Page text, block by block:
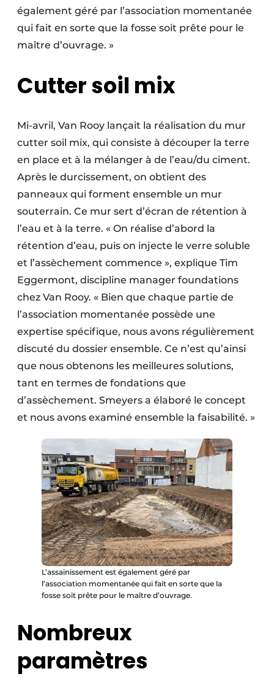
également géré par l’association momentanée
qui fait en sorte que la fosse soit prête pour le
maître d’ouvrage. »
Cutter soil mix
Mi-avril, Van Rooy lançait la réalisation du mur
cutter soil mix, qui consiste à découper la terre
en place et à la mélanger à de l’eau/du ciment.
Après le durcissement, on obtient des
panneaux qui forment ensemble un mur
souterrain. Ce mur sert d’écran de rétention à
l’eau et à la terre. « On réalise d’abord la
rétention d’eau, puis on injecte le verre soluble
et l’assèchement commence », explique Tim
Eggermont, discipline manager foundations
chez Van Rooy. « Bien que chaque partie de
l’association momentanée possède une
expertise spécifique, nous avons régulièrement
discuté du dossier ensemble. Ce n’est qu’ainsi
que nous obtenons les meilleures solutions,
tant en termes de fondations que
d’assèchement. Smeyers a élaboré le concept
et nous avons examiné ensemble la faisabilité. »
L’assainissement est également géré par
l’association momentanée qui fait en sorte que la
fosse soit prête pour le maître d’ouvrage.
Nombreux
paramètres